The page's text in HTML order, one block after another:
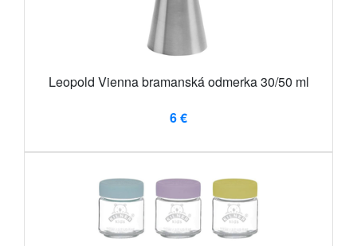
Leopold Vienna bramanská odmerka 30/50 ml
6 €